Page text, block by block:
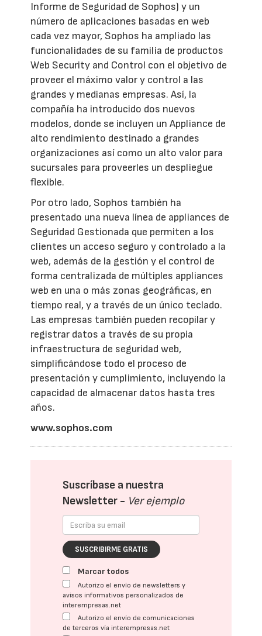
Informe de Seguridad de Sophos) y un
número de aplicaciones basadas en web
cada vez mayor, Sophos ha ampliado las
funcionalidades de su familia de productos
Web Security and Control con el objetivo de
proveer el máximo valor y control a las
grandes y medianas empresas. Así, la
compañía ha introducido dos nuevos
modelos, donde se incluyen un Appliance de
alto rendimiento destinado a grandes
organizaciones así como un alto valor para
sucursales para proveerles un despliegue
flexible.
Por otro lado, Sophos también ha
presentado una nueva línea de appliances de
Seguridad Gestionada que permiten a los
clientes un acceso seguro y controlado a la
web, además de la gestión y el control de
forma centralizada de múltiples appliances
web en una o más zonas geográficas, en
tiempo real, y a través de un único teclado.
Las empresas también pueden recopilar y
registrar datos a través de su propia
infraestructura de seguridad web,
simplificándose todo el proceso de
presentación y cumplimiento, incluyendo la
capacidad de almacenar datos hasta tres
años.
www.sophos.com
Suscríbase a nuestra
Newsletter - Ver ejemplo
SUSCRIBIRME GRATIS
Marcar todos
Autorizo el envío de newsletters y
avisos informativos personalizados de
interempresas.net
Autorizo el envío de comunicaciones
de terceros vía interempresas.net